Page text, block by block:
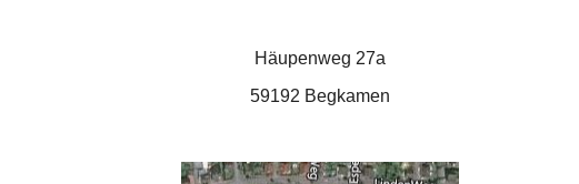
Häupenweg 27a
59192 Begkamen